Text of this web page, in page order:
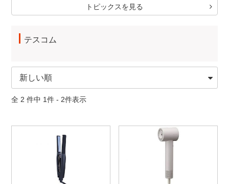
トピックスを見る
テスコム
全 2 件中 1件 - 2件表示